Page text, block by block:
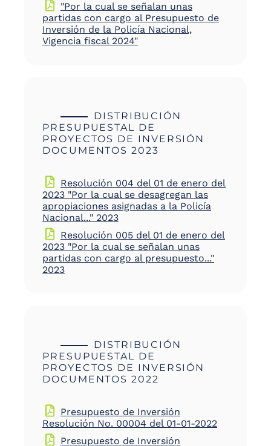
"Por la cual se señalan unas
partidas con cargo al Presupuesto de
Inversión de la Policía Nacional,
Vigencia fiscal 2024"
DISTRIBUCIÓN
PRESUPUESTAL DE
PROYECTOS DE INVERSIÓN
DOCUMENTOS 2023
Resolución 004 del 01 de enero del
2023 "Por la cual se desagregan las
apropiaciones asignadas a la Policía
Nacional..." 2023
Resolución 005 del 01 de enero del
2023 "Por la cual se señalan unas
partidas con cargo al presupuesto..."
2023
DISTRIBUCIÓN
PRESUPUESTAL DE
PROYECTOS DE INVERSIÓN
DOCUMENTOS 2022
Presupuesto de Inversión
Resolución No. 00004 del 01-01-2022
Presupuesto de Inversión